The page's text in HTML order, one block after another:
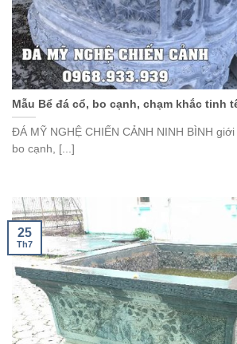
Mẫu Bể đá cổ, bo cạnh, chạm khắc tinh
ĐÁ MỸ NGHỆ CHIẾN CẢNH NINH BÌNH
bo cạnh, [...]
25
Th7